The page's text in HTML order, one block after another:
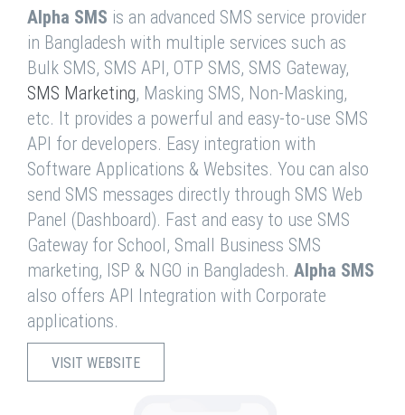
Alpha SMS is an advanced SMS service provider
in Bangladesh with multiple services such as
Bulk SMS, SMS API, OTP SMS, SMS Gateway,
SMS Marketing, Masking SMS, Non-Masking,
etc. It provides a powerful and easy-to-use SMS
API for developers. Easy integration with
Software Applications & Websites. You can also
send SMS messages directly through SMS Web
Panel (Dashboard). Fast and easy to use SMS
Gateway for School, Small Business SMS
marketing, ISP & NGO in Bangladesh. Alpha SMS
also offers API Integration with Corporate
applications.
VISIT WEBSITE